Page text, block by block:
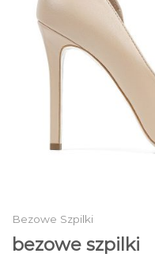
Bezowe Szpilki
bezowe szpilki